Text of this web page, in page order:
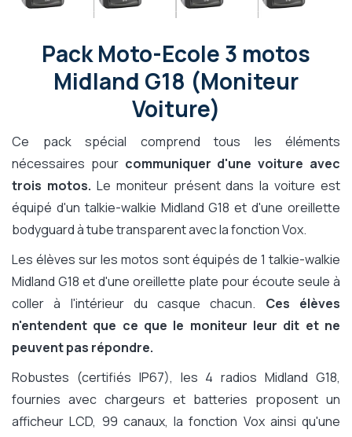
Pack Moto-Ecole 3 motos
Midland G18 (Moniteur
Voiture)
Ce pack spécial comprend tous les éléments
nécessaires pour communiquer d'une voiture avec
trois motos. Le moniteur présent dans la voiture est
équipé d'un talkie-walkie Midland G18 et d'une oreillette
bodyguard à tube transparent avec la fonction Vox.
Les élèves sur les motos sont équipés de 1 talkie-walkie
Midland G18 et d'une oreillette plate pour écoute seule à
coller à l'intérieur du casque chacun. Ces élèves
n'entendent que ce que le moniteur leur dit et ne
peuvent pas répondre.
Robustes (certifiés IP67), les 4 radios Midland G18,
fournies avec chargeurs et batteries proposent un
afficheur LCD, 99 canaux, la fonction Vox ainsi qu'une